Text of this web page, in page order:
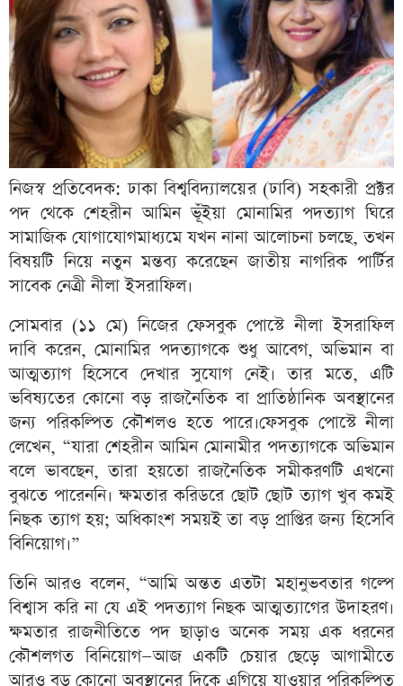
নিজস্ব প্রতিবেদক: ঢাকা বিশ্ববিদ্যালয়ের (ঢাবি) সহকারী প্রক্টর
পদ থেকে শেহরীন আমিন ভূঁইয়া মোনামির পদত্যাগ ঘিরে
সামাজিক যোগাযোগমাধ্যমে যখন নানা আলোচনা চলছে, তখন
বিষয়টি নিয়ে নতুন মন্তব্য করেছেন জাতীয় নাগরিক পার্টির
সাবেক নেত্রী নীলা ইসরাফিল।
সোমবার (১১ মে) নিজের ফেসবুক পোস্টে নীলা ইসরাফিল
দাবি করেন, মোনামির পদত্যাগকে শুধু আবেগ, অভিমান বা
আত্মত্যাগ হিসেবে দেখার সুযোগ নেই। তার মতে, এটি
ভবিষ্যতের কোনো বড় রাজনৈতিক বা প্রাতিষ্ঠানিক অবস্থানের
জন্য পরিকল্পিত কৌশলও হতে পারে।ফেসবুক পোস্টে নীলা
লেখেন, “যারা শেহরীন আমিন মোনামীর পদত্যাগকে অভিমান
বলে ভাবছেন, তারা হয়তো রাজনৈতিক সমীকরণটি এখনো
বুঝতে পারেননি। ক্ষমতার করিডরে ছোট ছোট ত্যাগ খুব কমই
নিছক ত্যাগ হয়; অধিকাংশ সময়ই তা বড় প্রাপ্তির জন্য হিসেবি
বিনিয়োগ।”
তিনি আরও বলেন, “আমি অন্তত এতটা মহানুভবতার গল্পে
বিশ্বাস করি না যে এই পদত্যাগ নিছক আত্মত্যাগের উদাহরণ।
ক্ষমতার রাজনীতিতে পদ ছাড়াও অনেক সময় এক ধরনের
কৌশলগত বিনিয়োগ—আজ একটি চেয়ার ছেড়ে আগামীতে
আরও বড় কোনো অবস্থানের দিকে এগিয়ে যাওয়ার পরিকল্পিত